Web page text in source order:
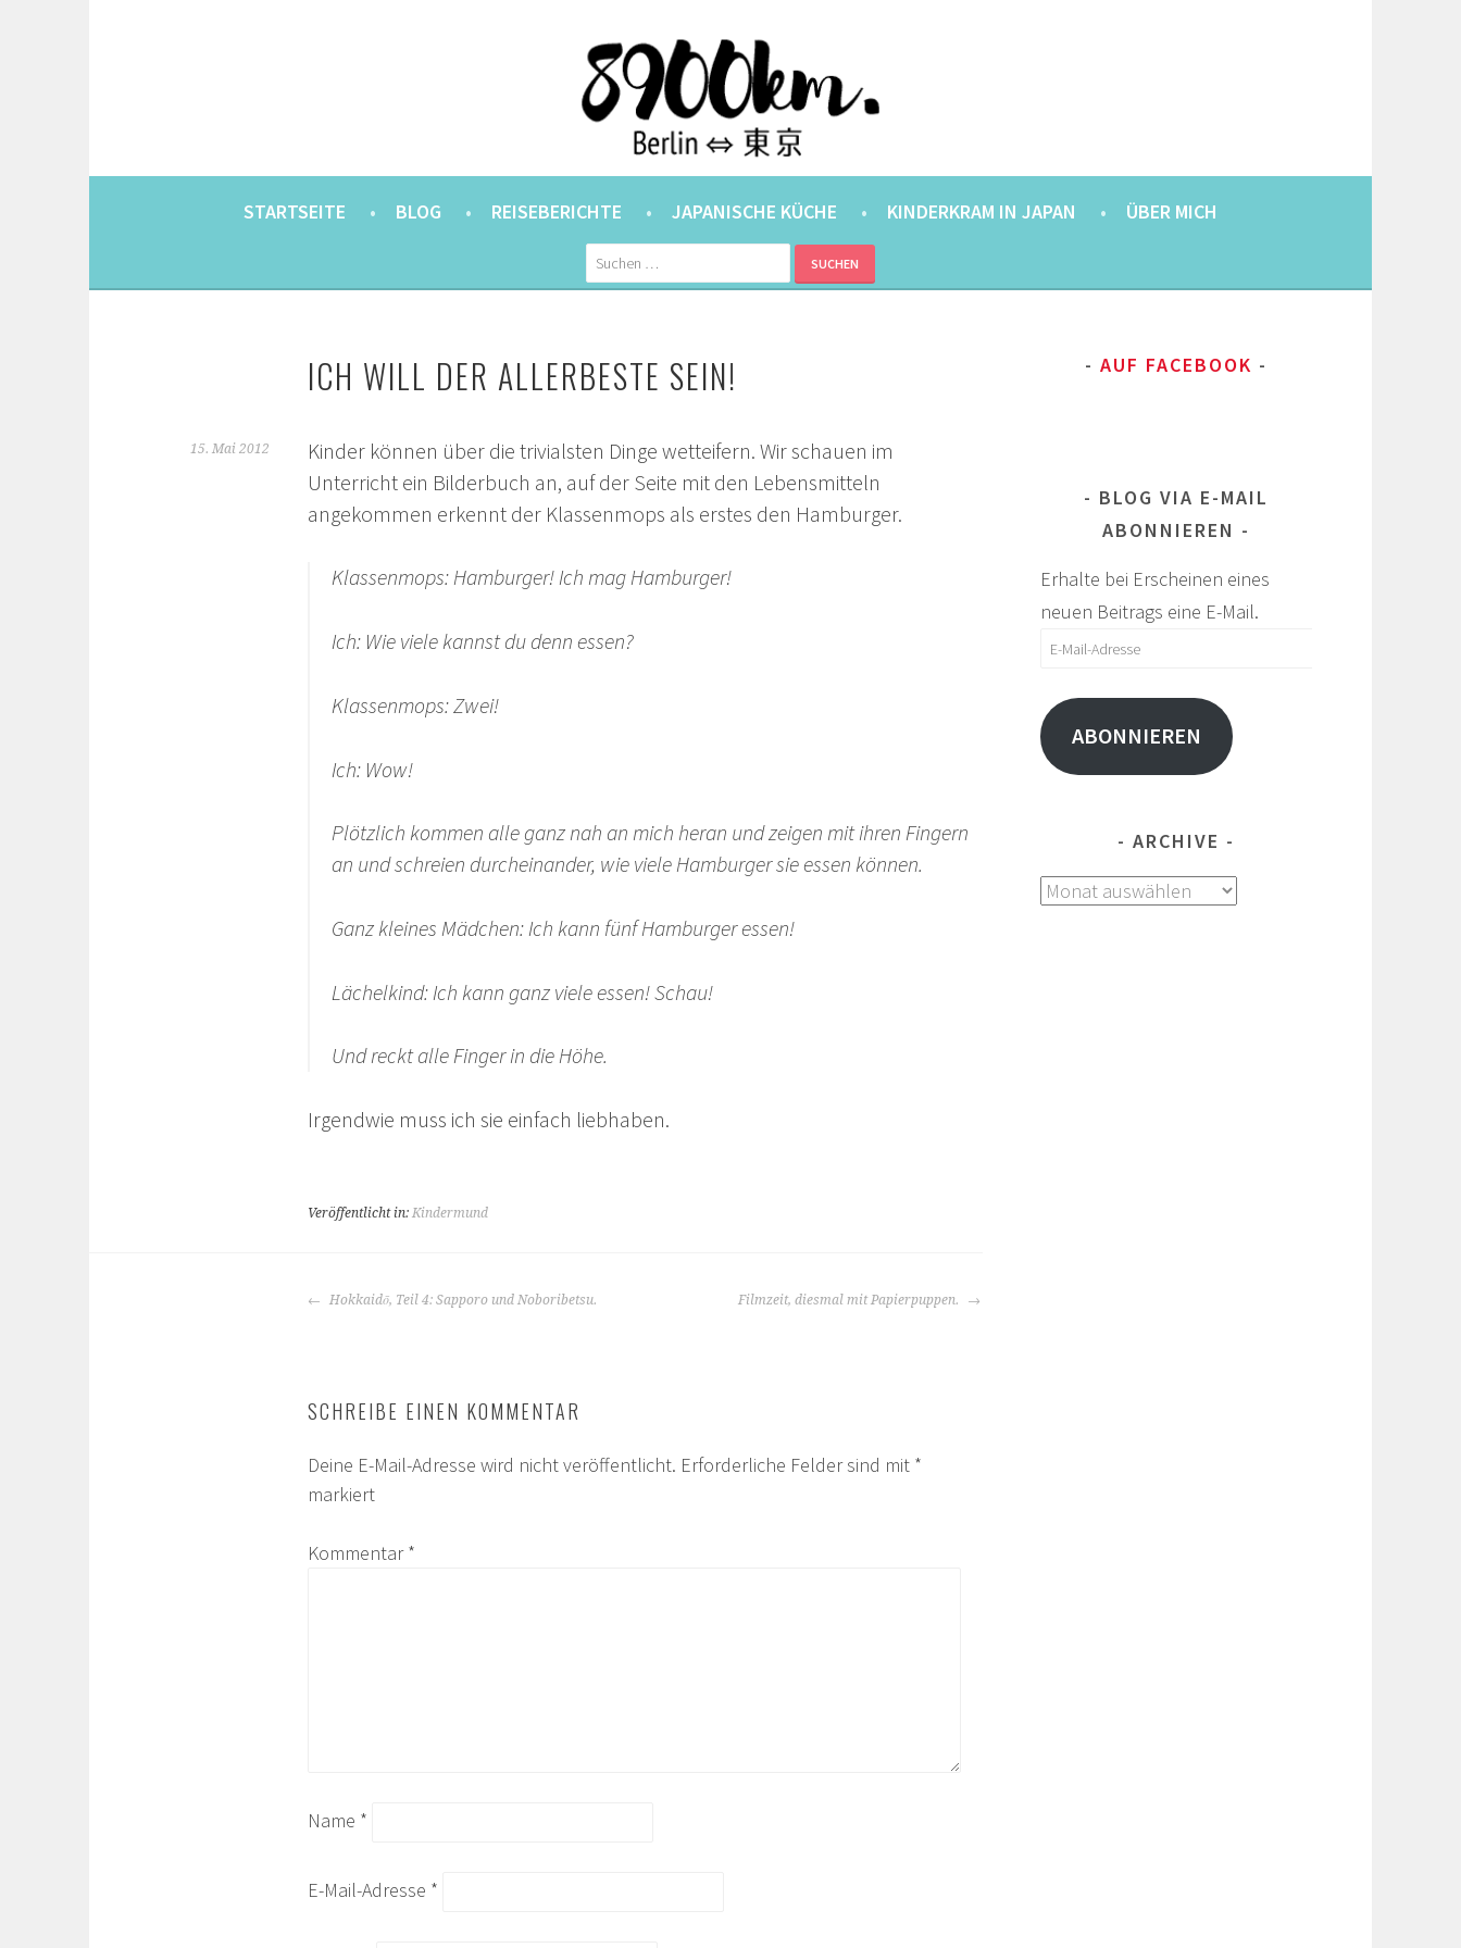
STARTSEITE BLOG REISEBERICHTE JAPANISCHE KÜCHE KINDERKRAM IN JAPAN
ÜBER MICH
Suchen
nach:
ICH WILL DER ALLERBESTE SEIN!
15. Mai 2012
Kinder können über die trivialsten Dinge wetteifern. Wir schauen im
Unterricht ein Bilderbuch an, auf der Seite mit den Lebensmitteln
angekommen erkennt der Klassenmops als erstes den Hamburger.
Klassenmops: Hamburger! Ich mag Hamburger!
Ich: Wie viele kannst du denn essen?
Klassenmops: Zwei!
Ich: Wow!
Plötzlich kommen alle ganz nah an mich heran und zeigen mit ihren Fingern
an und schreien durcheinander, wie viele Hamburger sie essen können.
Ganz kleines Mädchen: Ich kann fünf Hamburger essen!
Lächelkind: Ich kann ganz viele essen! Schau!
Und reckt alle Finger in die Höhe.
Irgendwie muss ich sie einfach liebhaben.
Veröffentlicht in: Kindermund
BEITRAGS-
Hokkaidō, Teil 4: Sapporo und Noboribetsu. Filmzeit, diesmal mit Papierpuppen.
SCHREIBE EINEN KOMMENTAR
Deine E-Mail-Adresse wird nicht veröffentlicht. Erforderliche Felder sind mit *
markiert
Kommentar*
Name *
E-Mail-Adresse *
AUF FACEBOOK
BLOG VIA E-MAIL
ABONNIEREN
Erhalte bei Erscheinen eines
neuen Beitrags eine E-Mail.
E-
Adresse
ABONNIEREN
ARCHIVE
Archive